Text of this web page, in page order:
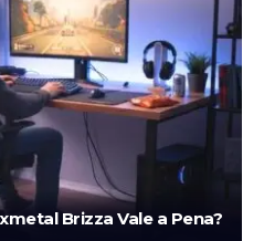
Brizza Vale a Pena?